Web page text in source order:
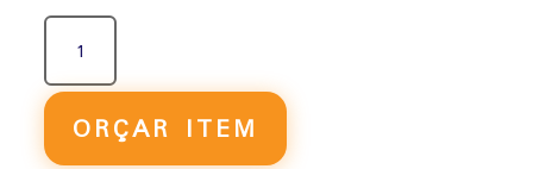
UNIÃO
Y
QUANTIDADE
ORÇAR ITEM